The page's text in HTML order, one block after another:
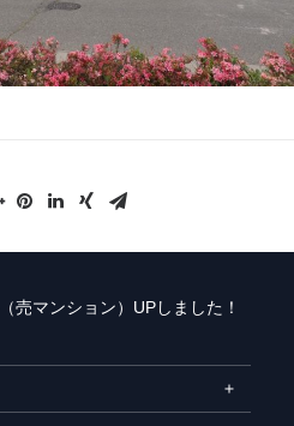
売マンション）UPしました！